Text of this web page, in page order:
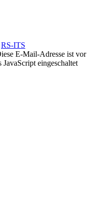
RS-ITS
E-Mail-Adresse ist vor
eingeschaltet